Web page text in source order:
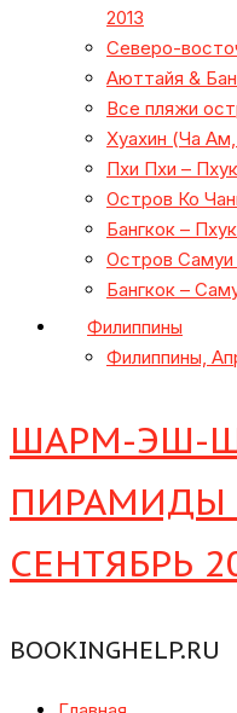
2013
Северо-
Аюттайя &
Все пляжи
Хуахин (Ча
Пхи Пхи –
Остров Ко
Бангкок –
Остров Самуи
Бангкок –
Филиппины
Филиппины,
ШАРМ-ЭШ-
ПИРАМИДЫ
СЕНТЯБРЬ
BOOKINGHELP.RU